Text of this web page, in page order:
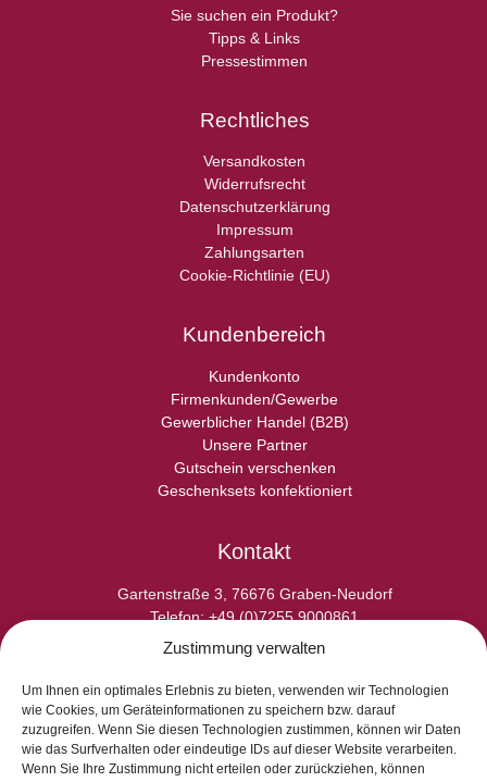
Zustimmung verwalten
Um Ihnen ein optimales Erlebnis zu bieten, verwenden wir Technologien
wie Cookies, um Geräteinformationen zu speichern bzw. darauf
zuzugreifen. Wenn Sie diesen Technologien zustimmen, können wir Daten
wie das Surfverhalten oder eindeutige IDs auf dieser Website verarbeiten.
Wenn Sie Ihre Zustimmung nicht erteilen oder zurückziehen, können
Sie suchen ein Produkt?
Tipps & Links
Pressestimmen
Rechtliches
Versandkosten
Widerrufsrecht
Datenschutzerklärung
Impressum
Zahlungsarten
Cookie-Richtlinie (EU)
Kundenbereich
Kundenkonto
Firmenkunden/Gewerbe
Gewerblicher Handel (B2B)
Unsere Partner
Gutschein verschenken
Geschenksets konfektioniert
Kontakt
Gartenstraße 3, 76676 Graben-Neudorf
Telefon: +49 (0)7255 9000861
E-Fax: +49 (0)7255 9000865
E-Mail: info@laperladelgusto.de
Kontaktformular